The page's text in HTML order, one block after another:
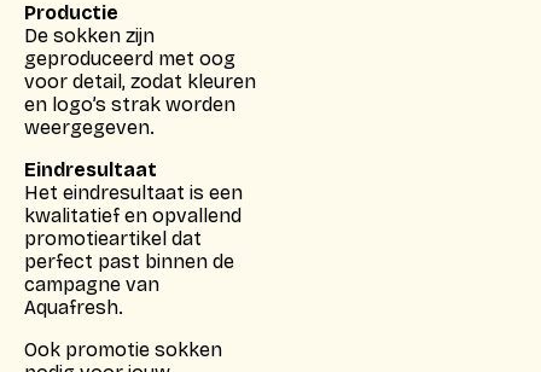
Productie
De sokken zijn
geproduceerd met oog
voor detail, zodat kleuren
en logo’s strak worden
weergegeven.
Eindresultaat
Het eindresultaat is een
kwalitatief en opvallend
promotieartikel dat
perfect past binnen de
campagne van
Aquafresh.
Ook promotie sokken